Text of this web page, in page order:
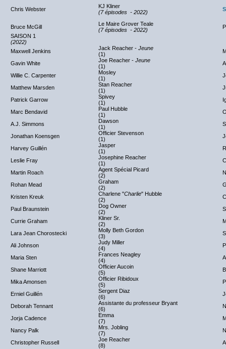
Chris Webster
KJ Kliner
(7 épisodes - 2022)
Bruce McGill
Le Maire Grover Teale
(7 épisodes - 2022)
SAISON 1
(2022)
Maxwell Jenkins
Jack Reacher - Jeune
(1)
Gavin White
Joe Reacher - Jeune
(1)
Willie C. Carpenter
Mosley
(1)
Matthew Marsden
Stan Reacher
(1)
Patrick Garrow
Spivey
(1)
Marc Bendavid
Paul Hubble
(1)
A.J. Simmons
Dawson
(1)
Jonathan Koensgen
Officier Stevenson
(1)
Harvey Guillén
Jasper
(1)
Leslie Fray
Josephine Reacher
(1)
Martin Roach
Agent Spécial Picard
(2)
Rohan Mead
Graham
(2)
Kristen Kreuk
Charlene "Charlie" Hubble
(2)
Paul Braunstein
Dog Owner
(2)
Currie Graham
Kliner Sr.
(2)
Lara Jean Chorostecki
Molly Beth Gordon
(3)
Ali Johnson
Judy Miller
(4)
Maria Sten
Frances Neagley
(4)
Shane Marriott
Officier Aucoin
(5)
Mika Amonsen
Officier Ribidoux
(5)
Erniel Guillén
Sergent Diaz
(6)
Deborah Tennant
Assistante du professeur Bryant
(6)
Jorja Cadence
Emma
(7)
Nancy Palk
Mrs. Jobling
(7)
Christopher Russell
Joe Reacher
(8)